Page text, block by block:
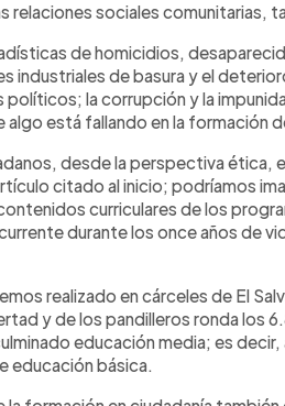
relaciones sociales comunitarias,
de homicidios,
industriales de basura y el
la corrupción y la
está fallando en la formación
desde la perspectiva ética,
citado al inicio; podríamos
curriculares de los
durante los once años de
realizado en cárceles de El
y de los pandilleros ronda los
educación media; es
educación básica.